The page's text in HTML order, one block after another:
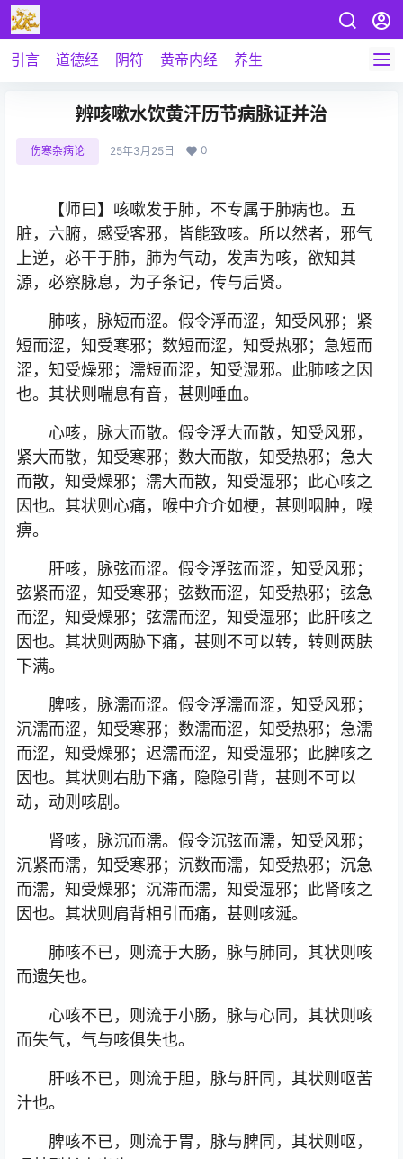
引言 道德经 阴符 黄帝内经 养生
辨咳嗽水饮黄汗历节病脉证并治
伤寒杂病论 25年3月25日 0
【师曰】咳嗽发于肺，不专属于肺病也。五
脏，六腑，感受客邪，皆能致咳。所以然者，邪气
上逆，必干于肺，肺为气动，发声为咳，欲知其
源，必察脉息，为子条记，传与后贤。
肺咳，脉短而涩。假令浮而涩，知受风邪；紧
短而涩，知受寒邪；数短而涩，知受热邪；急短而
涩，知受燥邪；濡短而涩，知受湿邪。此肺咳之因
也。其状则喘息有音，甚则唾血。
心咳，脉大而散。假令浮大而散，知受风邪，
紧大而散，知受寒邪；数大而散，知受热邪；急大
而散，知受燥邪；濡大而散，知受湿邪；此心咳之
因也。其状则心痛，喉中介介如梗，甚则咽肿，喉
痹。
肝咳，脉弦而涩。假令浮弦而涩，知受风邪；
弦紧而涩，知受寒邪；弦数而涩，知受热邪；弦急
而涩，知受燥邪；弦濡而涩，知受湿邪；此肝咳之
因也。其状则两胁下痛，甚则不可以转，转则两胠
下满。
脾咳，脉濡而涩。假令浮濡而涩，知受风邪；
沉濡而涩，知受寒邪；数濡而涩，知受热邪；急濡
而涩，知受燥邪；迟濡而涩，知受湿邪；此脾咳之
因也。其状则右肋下痛，隐隐引背，甚则不可以
动，动则咳剧。
肾咳，脉沉而濡。假令沉弦而濡，知受风邪；
沉紧而濡，知受寒邪；沉数而濡，知受热邪；沉急
而濡，知受燥邪；沉滞而濡，知受湿邪；此肾咳之
因也。其状则肩背相引而痛，甚则咳涎。
肺咳不已，则流于大肠，脉与肺同，其状则咳
而遗矢也。
心咳不已，则流于小肠，脉与心同，其状则咳
而失气，气与咳俱失也。
肝咳不已，则流于胆，脉与肝同，其状则呕苦
汁也。
脾咳不已，则流于胃，脉与脾同，其状则呕，